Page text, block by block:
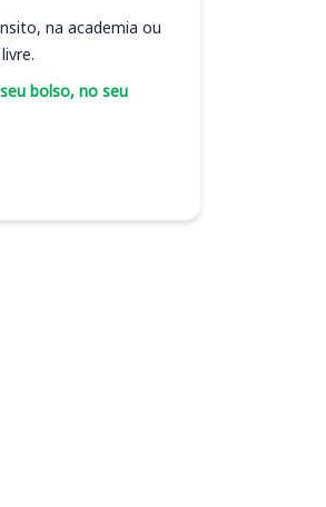
na academia ou
bolso, no seu